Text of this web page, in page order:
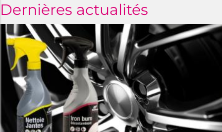
Dernières actualités